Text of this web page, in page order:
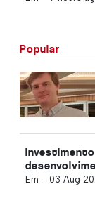
Popular
Em - 03 Aug